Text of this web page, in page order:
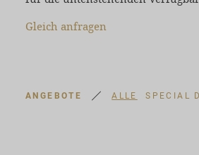
Gleich anfragen
ANGEBOTE ALLE SPECIAL